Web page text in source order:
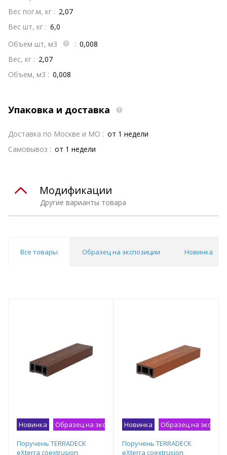
Вес пог.м, кг : 2,07
Вес шт, кг : 6,0
Объем шт, м3
: 0,008
Вес, кг : 2,07
Объем, м3 : 0,008
Упаковка и доставка
Доставка по Москве и МО : от 1 недели
Самовывоз : от 1 недели
Другие варианты товара
Модификации
Все товары Образец на экспозиции Новинка
Новинка Образец на экспозиции
Поручень TERRADECK
eXterra coextrusion
Новинка Образец на
Поручень TERRADECK
eXterra coextrusion